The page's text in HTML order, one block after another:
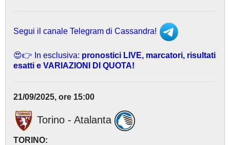
Segui il canale Telegram di Cassandra!
😍👉 In esclusiva: pronostici LIVE, marcatori, risultati
esatti e VARIAZIONI DI QUOTA!
21/09/2025, ore 15:00
Torino - Atalanta
TORINO: